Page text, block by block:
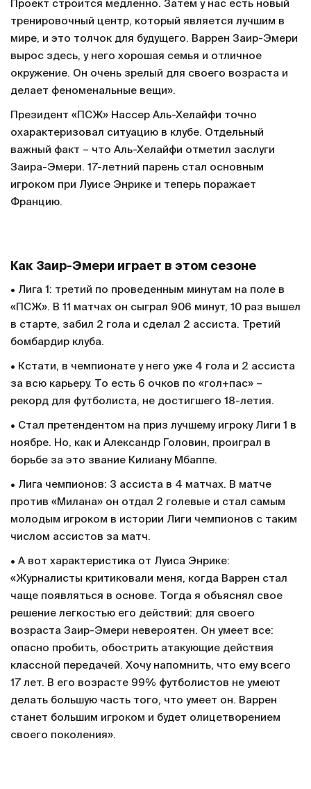
Проект строится медленно. Затем у нас есть новый
тренировочный центр, который является лучшим в
мире, и это толчок для будущего. Варрен Заир-Эмери
вырос здесь, у него хорошая семья и отличное
окружение. Он очень зрелый для своего возраста и
делает феноменальные вещи».
Президент «ПСЖ» Нассер Аль-Хелайфи точно
охарактеризовал ситуацию в клубе. Отдельный
важный факт – что Аль-Хелайфи отметил заслуги
Заира-Эмери. 17-летний парень стал основным
игроком при Луисе Энрике и теперь поражает
Францию.
Как Заир-Эмери играет в этом сезоне
• Лига 1: третий по проведенным минутам на поле в
«ПСЖ». В 11 матчах он сыграл 906 минут, 10 раз вышел
в старте, забил 2 гола и сделал 2 ассиста. Третий
бомбардир клуба.
• Кстати, в чемпионате у него уже 4 гола и 2 ассиста
за всю карьеру. То есть 6 очков по «гол+пас» –
рекорд для футболиста, не достигшего 18-летия.
• Стал претендентом на приз лучшему игроку Лиги 1 в
ноябре. Но, как и Александр Головин, проиграл в
борьбе за это звание Килиану Мбаппе.
• Лига чемпионов: 3 ассиста в 4 матчах. В матче
против «Милана» он отдал 2 голевые и стал самым
молодым игроком в истории Лиги чемпионов с таким
числом ассистов за матч.
• А вот характеристика от Луиса Энрике:
«Журналисты критиковали меня, когда Варрен стал
чаще появляться в основе. Тогда я объяснял свое
решение легкостью его действий: для своего
возраста Заир-Эмери невероятен. Он умеет все:
опасно пробить, обострить атакующие действия
классной передачей. Хочу напомнить, что ему всего
17 лет. В его возрасте 99% футболистов не умеют
делать большую часть того, что умеет он. Варрен
станет большим игроком и будет олицетворением
своего поколения».